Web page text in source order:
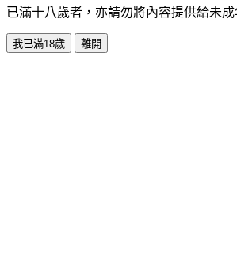
已滿十八歲者，亦請勿將內容提供給未成
我已滿18歲 離開